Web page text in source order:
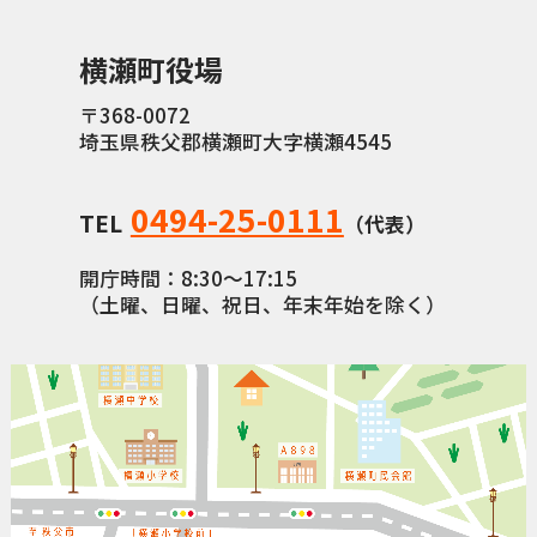
横瀬町役場
〒368-0072
埼玉県秩父郡横瀬町大字横瀬4545
TEL 0494-25-0111 （代表）
開庁時間：8:30〜17:15
（土曜、日曜、祝日、年末年始を除く）